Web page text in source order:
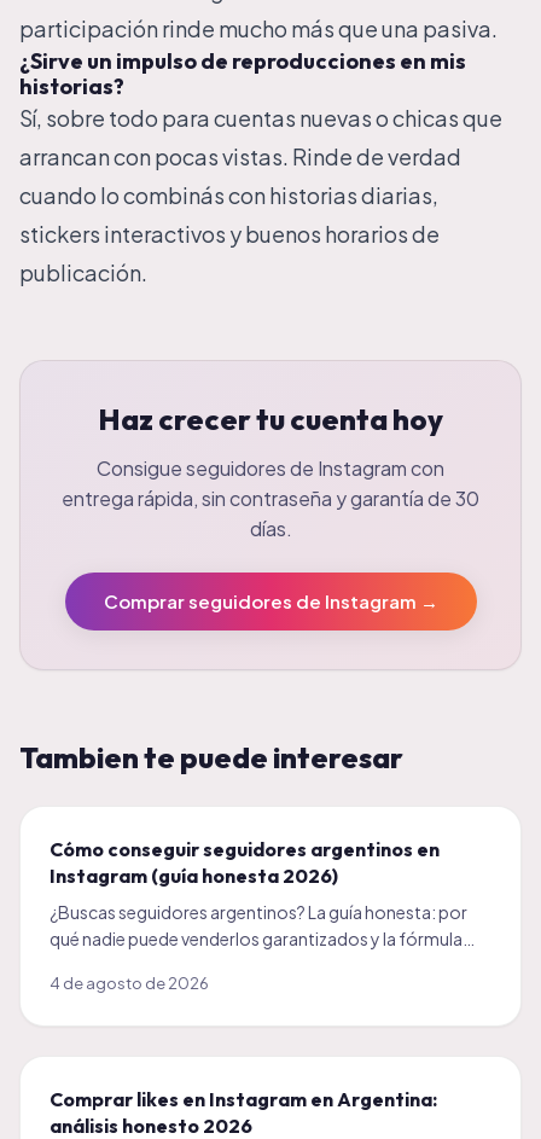
participación rinde mucho más que una pasiva.
¿Sirve un impulso de reproducciones en mis
historias?
Sí, sobre todo para cuentas nuevas o chicas que
arrancan con pocas vistas. Rinde de verdad
cuando lo combinás con historias diarias,
stickers interactivos y buenos horarios de
publicación.
Haz crecer tu cuenta hoy
Consigue seguidores de Instagram con
entrega rápida, sin contraseña y garantía de 30
días.
Comprar seguidores de Instagram →
Tambien te puede interesar
Cómo conseguir seguidores argentinos en
Instagram (guía honesta 2026)
¿Buscas seguidores argentinos? La guía honesta: por
qué nadie puede venderlos garantizados y la fórmula
4 de agosto de 2026
Comprar likes en Instagram en Argentina:
análisis honesto 2026